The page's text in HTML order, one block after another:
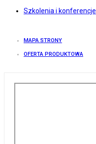
Szkolenia i konferencje
MAPA STRONY
OFERTA PRODUKTOWA